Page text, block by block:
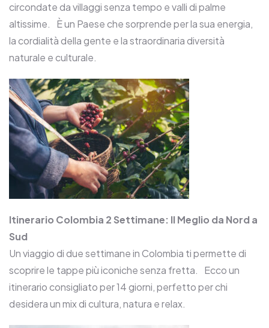
circondate da villaggi senza tempo e valli di palme
altissime. È un Paese che sorprende per la sua energia,
la cordialità della gente e la straordinaria diversità
naturale e culturale.
Itinerario Colombia 2 Settimane: Il Meglio da Nord a
Sud
Un viaggio di due settimane in Colombia ti permette di
scoprire le tappe più iconiche senza fretta. Ecco un
itinerario consigliato per 14 giorni, perfetto per chi
desidera un mix di cultura, natura e relax.